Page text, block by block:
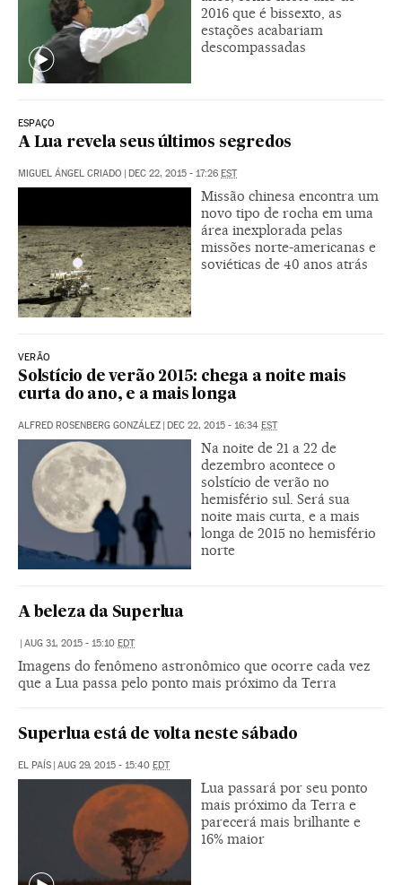
2016 que é bissexto, as
estações acabariam
descompassadas
ESPAÇO
A Lua revela seus últimos segredos
MIGUEL ÁNGEL CRIADO | DEC 22, 2015 - 17:26 EST
Missão chinesa encontra um
novo tipo de rocha em uma
área inexplorada pelas
missões norte-americanas e
soviéticas de 40 anos atrás
VERÃO
Solstício de verão 2015: chega a noite mais
curta do ano, e a mais longa
ALFRED ROSENBERG GONZÁLEZ | DEC 22, 2015 - 16:34 EST
Na noite de 21 a 22 de
dezembro acontece o
solstício de verão no
hemisfério sul. Será sua
noite mais curta, e a mais
longa de 2015 no hemisfério
norte
A beleza da Superlua
| AUG 31, 2015 - 15:10 EDT
Imagens do fenômeno astronômico que ocorre cada vez
que a Lua passa pelo ponto mais próximo da Terra
Superlua está de volta neste sábado
EL PAÍS | AUG 29, 2015 - 15:40 EDT
Lua passará por seu ponto
mais próximo da Terra e
parecerá mais brilhante e
16% maior